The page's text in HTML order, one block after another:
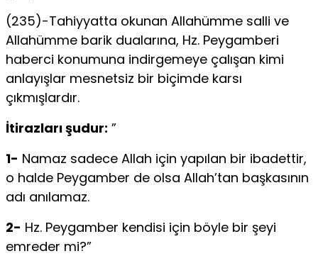
(235)-Tahiyyatta okunan Allahümme salli ve
Allahümme barik dualarına, Hz. Peygamberi
haberci konumuna indirgemeye çalışan kimi
anlayışlar mesnetsiz bir biçimde karsı
çıkmışlardır.
İtirazları şudur: ”
1- Namaz sadece Allah için yapılan bir ibadettir,
o halde Peygamber de olsa Allah’tan başkasının
adı anılamaz.
2- Hz. Peygamber kendisi için böyle bir şeyi
emreder mi?”